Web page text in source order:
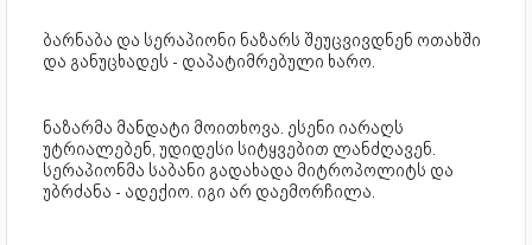
ბარნაბა და სერაპიონი ნაზარს შეუცვივდნენ ოთახში
და განუცხადეს - დაპატიმრებული ხარო.
ნაზარმა მანდატი მოითხოვა. ესენი იარაღს
უტრიალებენ, უდიდესი სიტყვებით ლანძღავენ.
სერაპიონმა საბანი გადახადა მიტროპოლიტს და
უბრძანა - ადექიო. იგი არ დაემორჩილა.